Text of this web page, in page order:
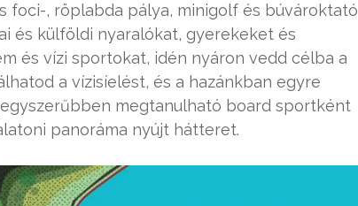
foci-, röplabda pálya, minigolf és búvároktató
és külföldi nyaralókat, gyerekeket és
és vízi sportokat, idén nyáron vedd célba a
a vízisíelést, és a hazánkban egyre
megtanulható board sportként
panoráma nyújt hátteret.